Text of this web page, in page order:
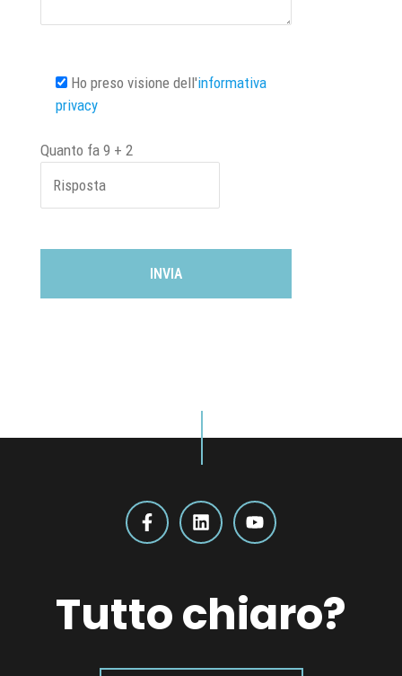
Ho preso visione dell'informativa
privacy
Quanto fa 9 + 2
Tutto chiaro?